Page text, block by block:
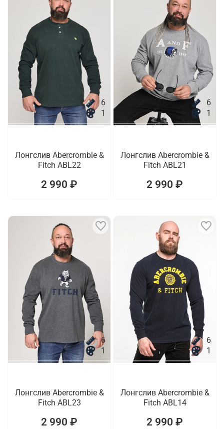
6
1
Лонгслив Abercrombie &
Fitch ABL22
2 990 ₽
6
1
Лонгслив Abercrombie &
Fitch ABL21
2 990 ₽
6
1
Лонгслив Abercrombie &
Fitch ABL23
2 990 ₽
6
1
Лонгслив Abercrombie &
Fitch ABL14
2 990 ₽